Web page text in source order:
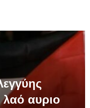
λαό αυριο